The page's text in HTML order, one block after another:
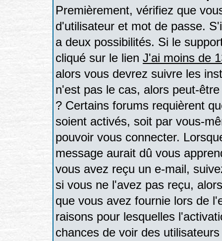
Premièrement, vérifiez que
d'utilisateur et mot de passe.
a deux possibilités. Si le
cliqué sur le lien J'ai moins de
alors vous devrez suivre les
n'est pas le cas, alors peut-
? Certains forums requièrent
soient activés, soit par vous-
pouvoir vous connecter.
message aurait dû vous
vous avez reçu un e-mail,
si vous ne l'avez pas reçu,
que vous avez fournie lors de
raisons pour lesquelles
chances de voir des